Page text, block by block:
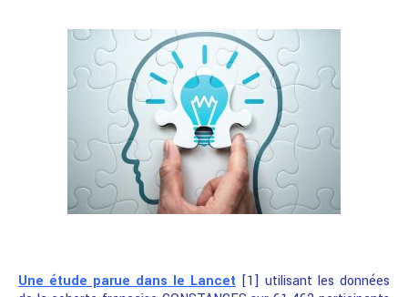
Une étude parue dans le Lancet [1] utilisant les données